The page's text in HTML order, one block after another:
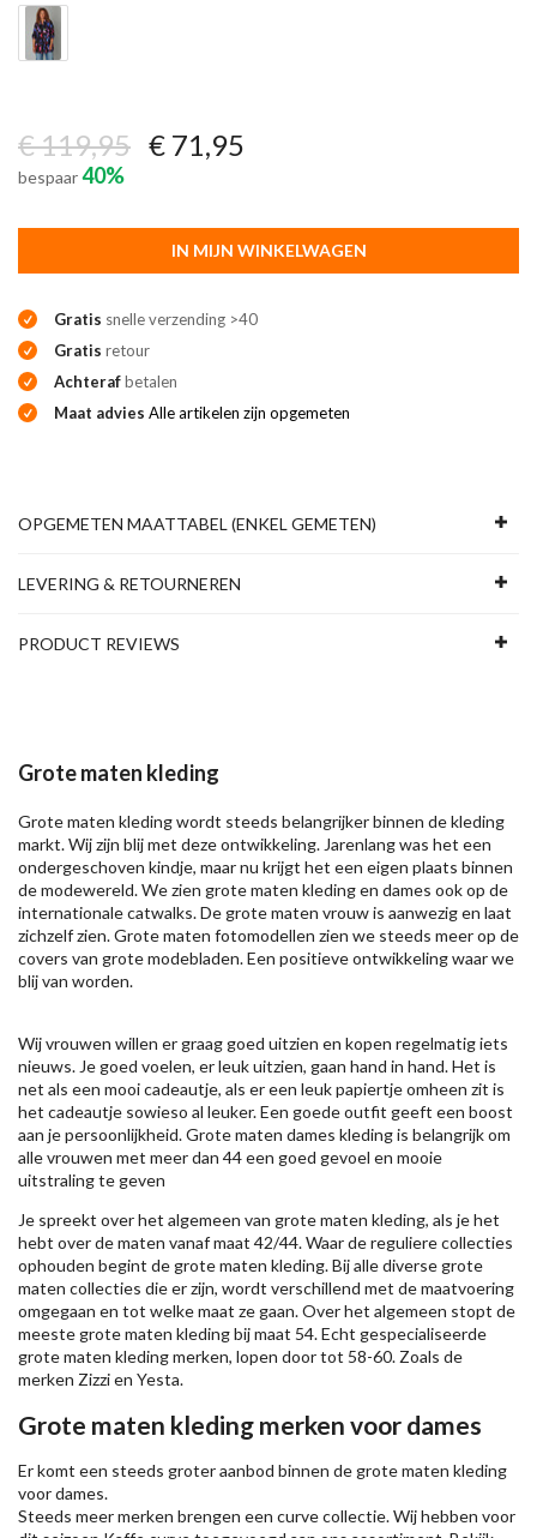
€ 119,95 € 71,95
bespaar40%
IN MIJN WINKELWAGEN
Gratis snelle verzending >40
Gratis retour
Achterafbetalen
Maat advies Alle artikelen zijn opgemeten
OPGEMETEN MAATTABEL (ENKEL GEMETEN)
LEVERING & RETOURNEREN
PRODUCT REVIEWS
Grote maten kleding
Grote maten kleding wordt steeds belangrijker binnen de kleding
markt. Wij zijn blij met deze ontwikkeling. Jarenlang was het een
ondergeschoven kindje, maar nu krijgt het een eigen plaats binnen
de modewereld. We zien grote maten kleding en dames ook op de
internationale catwalks. De grote maten vrouw is aanwezig en laat
zichzelf zien. Grote maten fotomodellen zien we steeds meer op de
covers van grote modebladen. Een positieve ontwikkeling waar we
blij van worden.
Wij vrouwen willen er graag goed uitzien en kopen regelmatig iets
nieuws. Je goed voelen, er leuk uitzien, gaan hand in hand. Het is
net als een mooi cadeautje, als er een leuk papiertje omheen zit is
het cadeautje sowieso al leuker. Een goede outfit geeft een boost
aan je persoonlijkheid. Grote maten dames kleding is belangrijk om
alle vrouwen met meer dan 44 een goed gevoel en mooie
uitstraling te geven
Je spreekt over het algemeen van grote maten kleding, als je het
hebt over de maten vanaf maat 42/44. Waar de reguliere collecties
ophouden begint de grote maten kleding. Bij alle diverse grote
maten collecties die er zijn, wordt verschillend met de maatvoering
omgegaan en tot welke maat ze gaan. Over het algemeen stopt de
meeste grote maten kleding bij maat 54. Echt gespecialiseerde
grote maten kleding merken, lopen door tot 58-60. Zoals de
merken Zizzien Yesta.
Grote maten kleding merken voor dames
Er komt een steeds groter aanbod binnen de grote maten kleding
voor dames.
Steeds meer merken brengen een curve collectie. Wij hebben voor